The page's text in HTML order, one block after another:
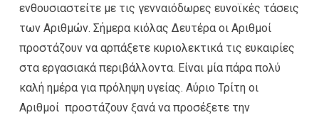
ενθουσιαστείτε με τις γενναιόδωρες ευνοϊκές τάσεις
των Αριθμών. Σήμερα κιόλας Δευτέρα οι Αριθμοί
προστάζουν να αρπάξετε κυριολεκτικά τις ευκαιρίες
στα εργασιακά περιβάλλοντα. Είναι μία πάρα πολύ
καλή ημέρα για πρόληψη υγείας. Αύριο Τρίτη οι
Αριθμοί προστάζουν ξανά να προσέξετε την